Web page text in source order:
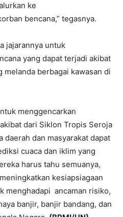
ke
bencana,” tegasnya.
jajarannya untuk
yang dapat terjadi akibat
melanda berbagai kawasan di
menggencarkan
dari Siklon Tropis Seroja
daerah dan masyarakat dapat
cuaca dan iklim yang
harus tahu semuanya,
kesiapsiagaan
menghadapi ancaman risiko,
banjir, banjir bandang, dan